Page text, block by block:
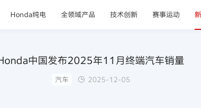
Honda纯电 全领域产品 技术创新 赛事运动
中国发布2025年11月终端汽车销量
汽车 2025-12-05